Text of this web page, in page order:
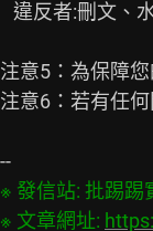
注意5：為保障
注意6：若有任
※ 發信站: 批踢踢
※ 文章網址: